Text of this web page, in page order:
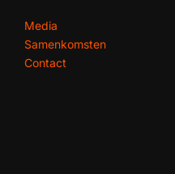
Media
Samenkomsten
Contact